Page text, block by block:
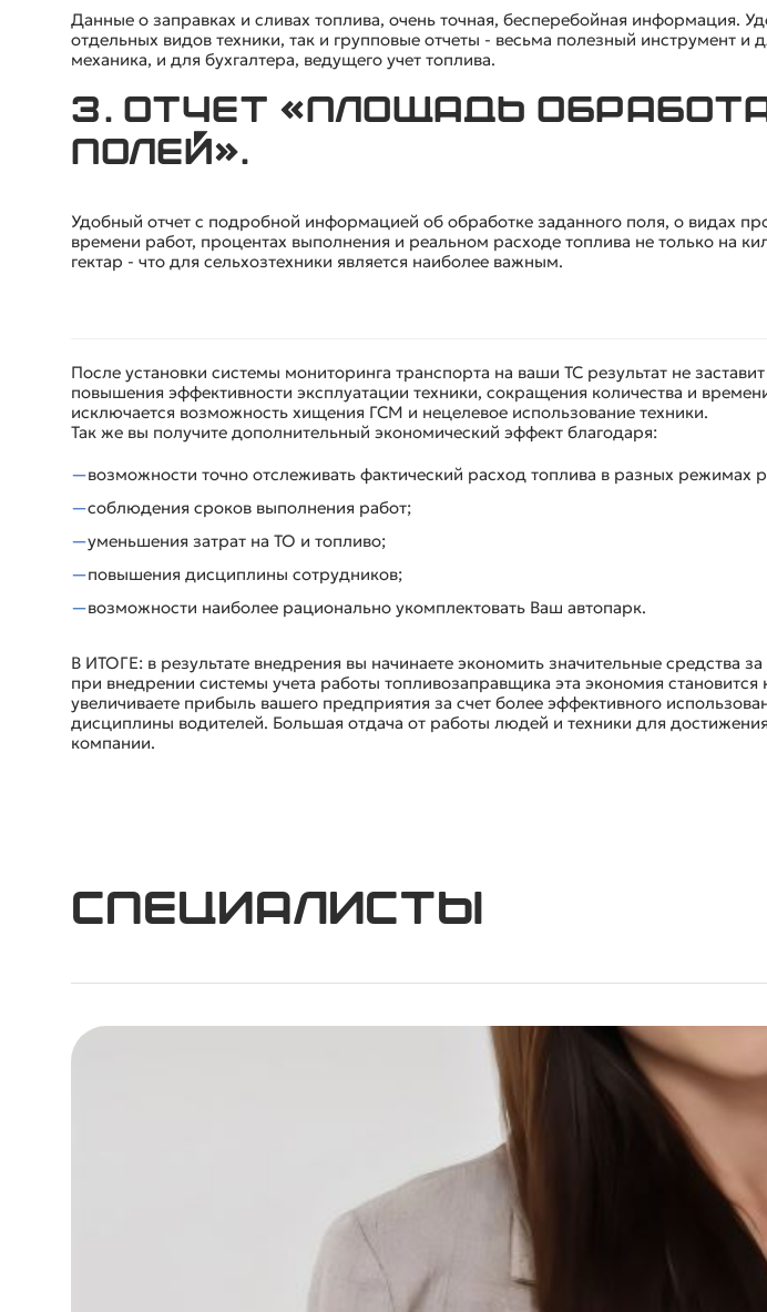
Данные о заправках и сливах топлива, очень точная, бесперебойная информация.
отдельных видов техники, так и групповые отчеты - весьма полезный инструмент и
механика, и для бухгалтера, ведущего учет топлива.
3. Отчет «Площадь
полей».
Удобный отчет с подробной информацией об обработке заданного поля, о видах
времени работ, процентах выполнения и реальном расходе топлива не только на
гектар - что для сельхозтехники является наиболее важным.
После установки системы мониторинга транспорта на ваши ТС результат не
повышения эффективности эксплуатации техники, сокращения количества и
исключается возможность хищения ГСМ и нецелевое использование техники.
Так же вы получите дополнительный экономический эффект благодаря:
возможности точно отслеживать фактический расход топлива в разных режимах
соблюдения сроков выполнения работ;
уменьшения затрат на ТО и топливо;
повышения дисциплины сотрудников;
возможности наиболее рационально укомплектовать Ваш автопарк.
В ИТОГЕ: в результате внедрения вы начинаете экономить значительные средства
при внедрении системы учета работы топливозаправщика эта экономия становится
увеличиваете прибыль вашего предприятия за счет более эффективного
дисциплины водителей. Большая отдача от работы людей и техники для
компании.
Специалисты